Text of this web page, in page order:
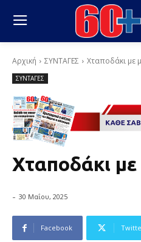
Αρχική ΣΥΝΤΑΓΕΣ Χταποδάκι με
ΣΥΝΤΑΓΕΣ
Χταποδάκι με
- 30 Μαΐου, 2025
Facebook